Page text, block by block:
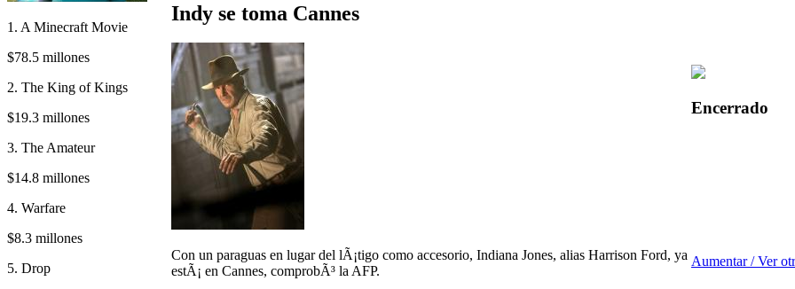
1. A Minecraft Movie
$78.5 millones
2. The King of Kings
$19.3 millones
3. The Amateur
$14.8 millones
4. Warfare
$8.3 millones
5. Drop
Indy se toma Cannes
Con un paraguas en lugar del lÃ¡tigo como accesorio, Indiana Jones, alias Harrison Ford, ya
estÃ¡ en Cannes, comprobÃ³ la AFP.
Encerrado
Aumentar / Ver